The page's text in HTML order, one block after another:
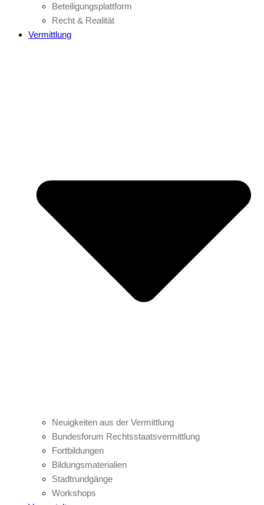
Beteiligungsplattform
Recht & Realität
Vermittlung
Neuigkeiten aus der Vermittlung
Bundesforum Rechtsstaatsvermittlung
Fortbildungen
Bildungsmaterialien
Stadtrundgänge
Workshops